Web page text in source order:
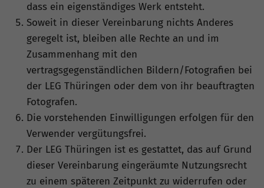
dass ein eigenständiges Werk entsteht.
Soweit in dieser Vereinbarung nichts Anderes
geregelt ist, bleiben alle Rechte an und im
Zusammenhang mit den
vertragsgegenständlichen Bildern/Fotografien bei
der LEG Thüringen oder dem von ihr beauftragten
Fotografen.
Die vorstehenden Einwilligungen erfolgen für den
Verwender vergütungsfrei.
Der LEG Thüringen ist es gestattet, das auf Grund
dieser Vereinbarung eingeräumte Nutzungsrecht
zu einem späteren Zeitpunkt zu widerrufen oder